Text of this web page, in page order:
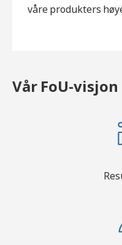
våre produkters
Vår FoU-visjon